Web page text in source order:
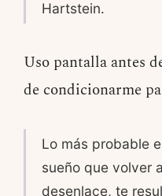
Hartstein.
Uso pantalla antes
de condicionarme
Lo más probable
sueño que volver
desenlace, te